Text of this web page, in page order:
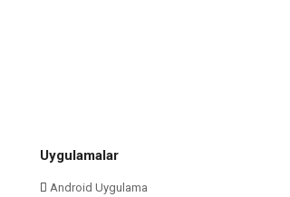
Uygulamalar
Android Uygulama